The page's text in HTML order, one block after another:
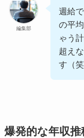
編集部
週給
の平
ゃう
超え
す（笑
爆発的な年収